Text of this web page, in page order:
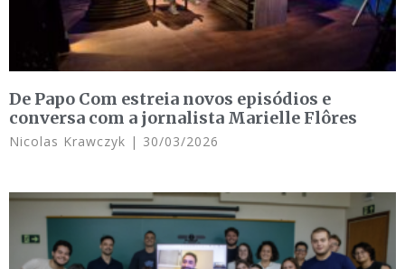
De Papo Com estreia novos episódios e
conversa com a jornalista Marielle Flôres
Nicolas Krawczyk 30/03/2026